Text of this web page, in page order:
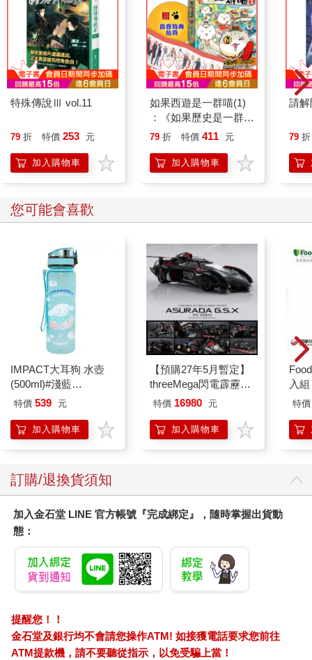
特殊傳說Ⅲ vol.11
79 折 特價 253 元
加入購物車
如果西遊是一群喵(1)
：《如果歷史是一群
喵》作者最新力作，附
79 折 特價 411 元
加入購物車
請解
79 折
您可能會喜歡
IMPACT大耳狗 水壺
(500ml)#淺藍
IMCMB01LB
特價 539 元
加入購物車
【預購27年5月暫定】
threeMega閃電霹靂車
VA Hi-SPEC UNITED
SIREN 黑色限定
特價 16980 元
加入購物車
入組
特價
訂購/退換貨須知
加入金石堂 LINE 官方帳號『完成綁定』，隨時掌握出貨動
態：
提醒您！！
金石堂及銀行均不會請您操作ATM! 如接獲電話要求您前往
ATM提款機，請不要聽從指示，以免受騙上當！